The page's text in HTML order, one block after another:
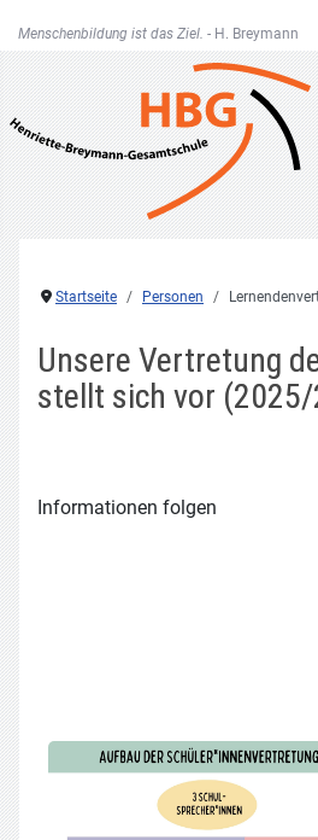
Menschenbildung ist das Ziel. - H. Breymann
Startseite Personen
Unsere Vertretung
stellt sich vor
Informationen folgen